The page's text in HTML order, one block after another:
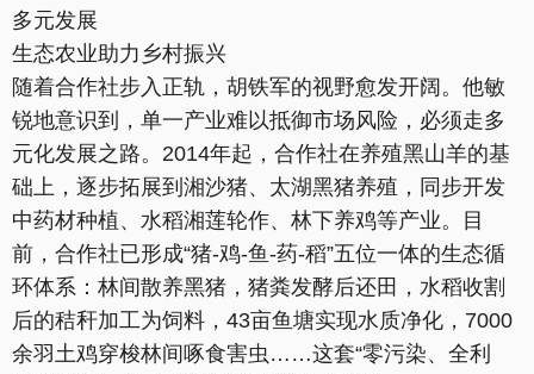
多元发展
生态农业助力乡村振兴
随着合作社步入正轨，胡铁军的视野愈发开阔。他敏
锐地意识到，单一产业难以抵御市场风险，必须走多
元化发展之路。2014年起，合作社在养殖黑山羊的基
础上，逐步拓展到湘沙猪、太湖黑猪养殖，同步开发
中药材种植、水稻湘莲轮作、林下养鸡等产业。目
前，合作社已形成“猪-鸡-鱼-药-稻”五位一体的生态循
环体系：林间散养黑猪，猪粪发酵后还田，水稻收割
后的秸秆加工为饲料，43亩鱼塘实现水质净化，7000
余羽土鸡穿梭林间啄食害虫……这套“零污染、全利